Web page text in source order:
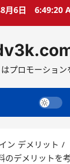
月6日 6:49:21
プロモーション
ン デメリット
のデメリットを